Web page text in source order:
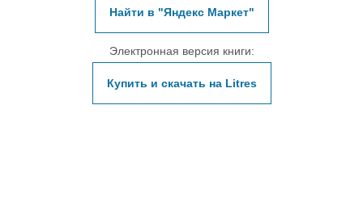
Найти в "Яндекс Маркет"
Электронная версия книги:
Купить и скачать на Litres